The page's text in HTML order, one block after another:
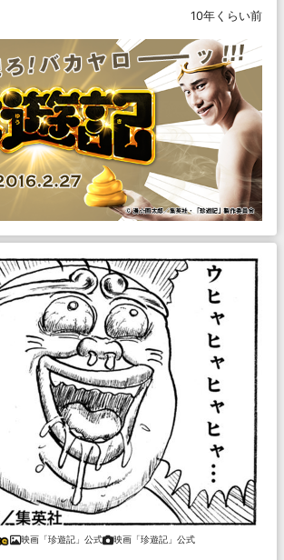
10年くらい前
映画「珍遊記」公式 映画「珍遊記」公式